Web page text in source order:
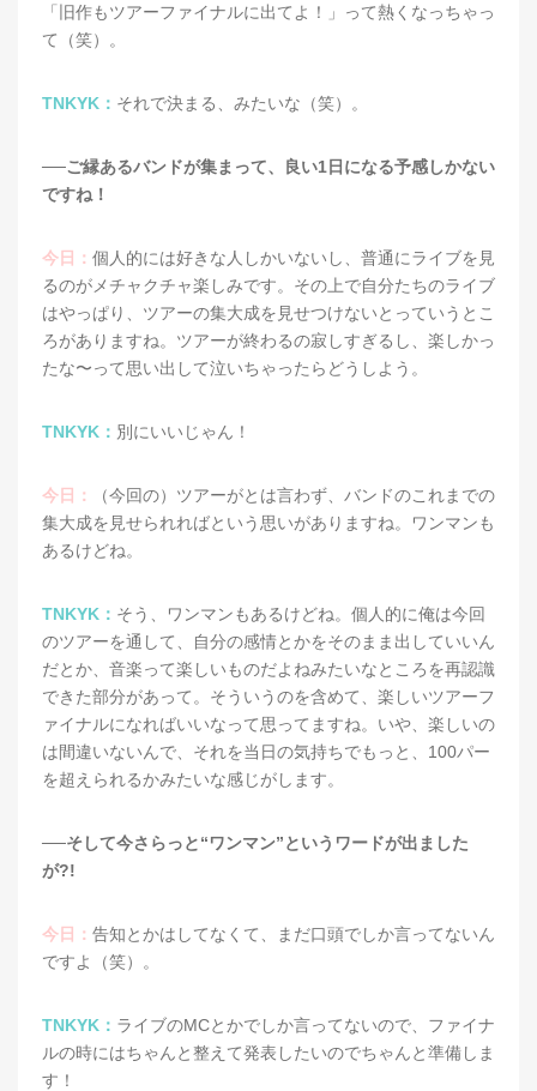
「旧作もツアーファイナルに出てよ！」って熱くなっちゃっ
て（笑）。
TNKYK： それで決まる、みたいな（笑）。
──ご縁あるバンドが集まって、良い1日になる予感しかない
ですね！
今日： 個人的には好きな人しかいないし、普通にライブを見
るのがメチャクチャ楽しみです。その上で自分たちのライブ
はやっぱり、ツアーの集大成を見せつけないとっていうとこ
ろがありますね。ツアーが終わるの寂しすぎるし、楽しかっ
たな〜って思い出して泣いちゃったらどうしよう。
TNKYK： 別にいいじゃん！
今日：
（今回の）ツアーがとは言わず、バンドのこれまでの
集大成を見せられればという思いがありますね。ワンマンも
あるけどね。
TNKYK： そう、ワンマンもあるけどね。個人的に俺は今回
のツアーを通して、自分の感情とかをそのまま出していいん
だとか、音楽って楽しいものだよねみたいなところを再認識
できた部分があって。そういうのを含めて、楽しいツアーフ
ァイナルになればいいなって思ってますね。いや、楽しいの
は間違いないんで、それを当日の気持ちでもっと、100パー
を超えられるかみたいな感じがします。
──そして今さらっと“ワンマン”というワードが出ました
が?!
今日： 告知とかはしてなくて、まだ口頭でしか言ってないん
ですよ（笑）。
TNKYK： ライブのMCとかでしか言ってないので、ファイナ
ルの時にはちゃんと整えて発表したいのでちゃんと準備しま
す！